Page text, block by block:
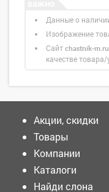
Данные о
Изображение
Сайт chastnik-m.ru
качестве товара/
Акции, скидки
Товары
Компании
Каталоги
Найди слона